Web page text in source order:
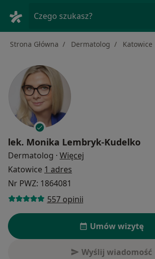
Czego szukasz?
Strona Główna Dermatolog Katowice
lek. Monika Lembryk-Kudelko
Dermatolog · Więcej
Katowice 1 adres
Nr PWZ: 1864081
557 opinii
Umów wizytę
Wyślij wiadomość